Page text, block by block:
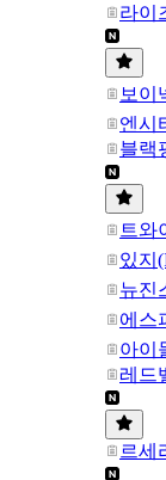
라이
보이
엔시
블랙
트와
있지
뉴진
에스
아이
레드
르세